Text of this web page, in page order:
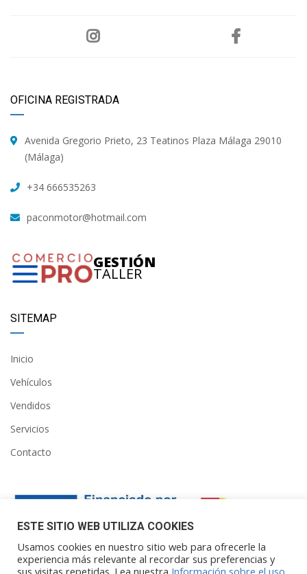
OFICINA REGISTRADA
Avenida Gregorio Prieto, 23 Teatinos Plaza Málaga 29010
(Málaga)
+34 666535263
paconmotor@hotmail.com
GESTIÓN
TALLER
SITEMAP
Inicio
Vehículos
Vendidos
Servicios
Contacto
ESTE SITIO WEB UTILIZA COOKIES
Usamos cookies en nuestro sitio web para ofrecerle la
experiencia más relevante al recordar sus preferencias y
sus visitas repetidas. Lea nuestra Información sobre el uso